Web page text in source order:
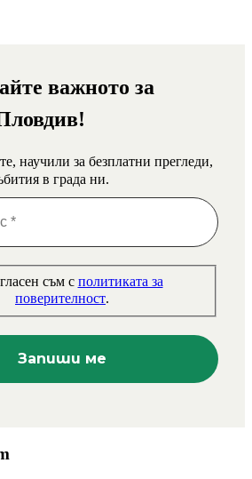
важното за
научили за безплатни прегледи,
в града ни.
съм с политиката за
поверителност.